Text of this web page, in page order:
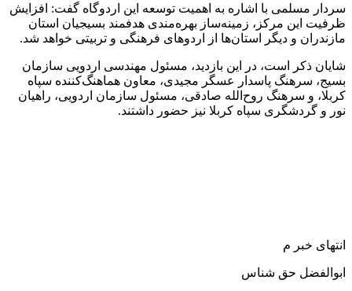
سردار مسلمی با اشاره به اهمیت توسعه این اردوگاه گفت: افزایش
ظرفیت این مرکز، زمینه‌ساز بهره‌مندی هدفمند بسیجیان استان
مازندران و دیگر استان‌ها از اردوهای فرهنگی و تربیتی خواهد شد.
شایان ذکر است، در این بازدید، مسئول مهندسی اردویی سازمان
بسیج، سرهنگ پاسدار عسگر مجیدی، معاون هماهنگ‌کننده سپاه
کربلا، و سرهنگ روح‌الله صادقی، مسئول سازمان اردویی، راهیان
نور و گردشگری سپاه کربلا نیز حضور داشتند.
انتهای خبر م
ابوالفضل حق شناس